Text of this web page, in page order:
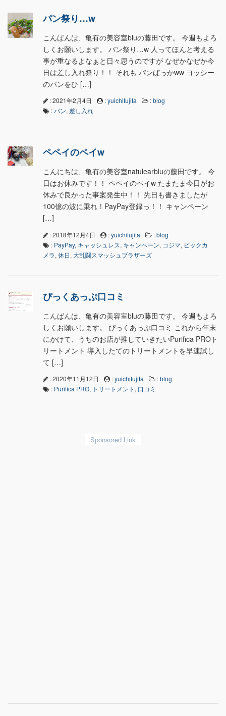
パン祭り…w
こんばんは、亀有の美容室bluの藤田です。 今週もよろ
しくお願いします。 パン祭り…w 人ってほんと考える
事が重なるよなぁと日々思うのですが なぜかなぜか今
日は差し入れ祭り！！ それも パンばっかww ヨッシー
のパンをひ […]
: 2021年2月4日 :yuichifujita :blog
:パン, 差し入れ
ペペイのペイw
こんにちは、亀有の美容室natulearbluの藤田です。 今
日はお休みです！！ ペペイのペイw たまたま今日がお
休みで良かった事案発生中！！ 先日も書きましたが
100億の波に乗れ！PayPay登録っ！！ キャンペーン
[…]
: 2018年12月4日 :yuichifujita :blog
: PayPay, キャッシュレス, キャンペーン, コジマ, ビックカ
メラ, 休日, 大乱闘スマッシュブラザーズ
ぴっくあっぷ口コミ
こんばんは、亀有の美容室bluの藤田です。 今週もよろ
しくお願いします。 ぴっくあっぷ口コミ これから年末
にかけて、うちのお店が推していきたいPurifica PROト
リートメント 導入したてのトリートメントを早速試し
て […]
: 2020年11月12日 :yuichifujita :blog
: Purifica PRO, トリートメント , 口コミ